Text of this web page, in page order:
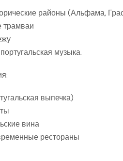
районы (Альфама,
трамваи
музыка.
выпечка)
вина
рестораны